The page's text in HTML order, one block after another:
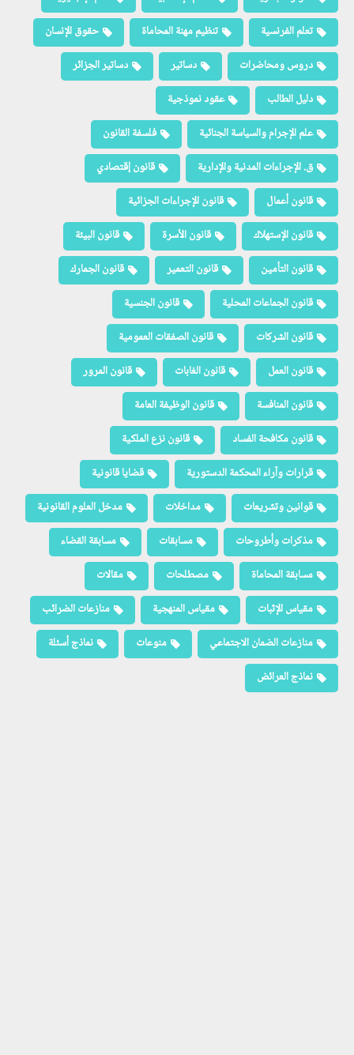
تعلم الفرنسية
تنظيم مهنة المحاماة
حقوق الإنسان
دروس ومحاضرات
دساتير
دساتير الجزائر
دليل الطالب
عقود نموذجية
علم الإجرام والسياسة الجنائية
فلسفة القانون
ق. الإجراءات المدنية والإدارية
قانون إقتصادي
قانون أعمال
قانون الإجراءات الجزائية
قانون الإستهلاك
قانون الأسرة
قانون البيئة
قانون التأمين
قانون التعمير
قانون الجمارك
قانون الجماعات المحلية
قانون الجنسية
قانون الشركات
قانون الصفقات العمومية
قانون العمل
قانون الغابات
قانون المرور
قانون المنافسة
قانون الوظيفة العامة
قانون مكافحة الفساد
قانون نزع الملكية
قرارات وآراء المحكمة الدستورية
قضايا قانونية
قوانين وتشريعات
مداخلات
مدخل العلوم القانونية
مذكرات وأطروحات
مسابقات
مسابقة القضاء
مسابقة المحاماة
مصطلحات
مقالات
مقياس الإثبات
مقياس المنهجية
منازعات الضرائب
منازعات الضمان الاجتماعي
منوعات
نماذج أسئلة
نماذج العرائض